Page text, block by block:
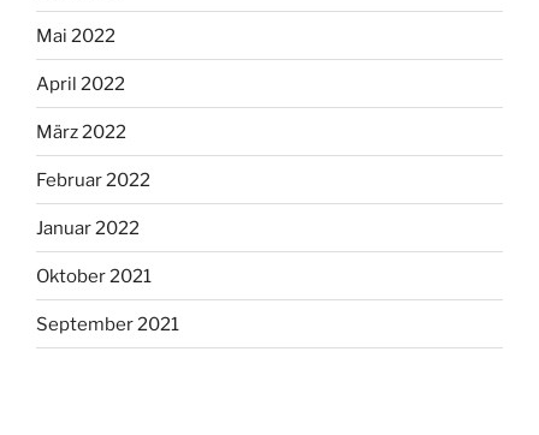
Mai 2022
April 2022
März 2022
Februar 2022
Januar 2022
Oktober 2021
September 2021